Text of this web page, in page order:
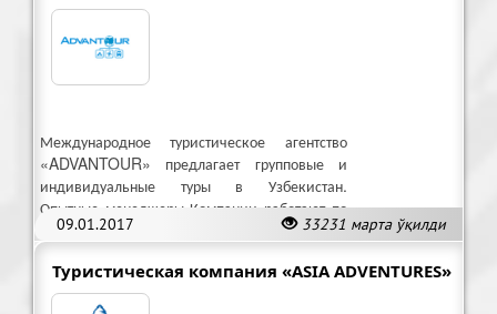
09.01.2017 33231 марта ўқилди
Международное туристическое агентство
«ADVANTOUR» предлагает групповые и
индивидуальные туры в Узбекистан.
Опытные менеджеры Компании работают по
европейским стандартам турбизнеса.
Туристическая компания «ASIA ADVENTURES»